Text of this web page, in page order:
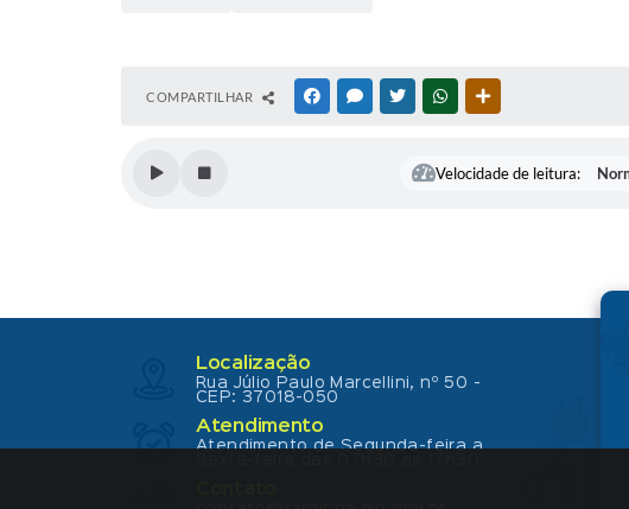
COMPARTILHAR FACEBOOKMESSENGER
TWITTERWHATSAPP
Velocidade de leitura:
Localização
Rua Júlio Paulo Marcellini, nº 50 -
CEP: 37018-050
Atendimento
Atendimento de Segunda-feira a